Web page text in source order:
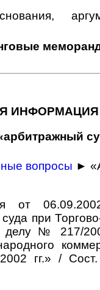
ИНФОРМАЦИЯ
вопросы ►
от
при
№ 217/
гг.» /